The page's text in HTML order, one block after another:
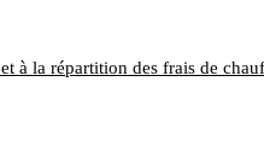
à la répartition des frais de